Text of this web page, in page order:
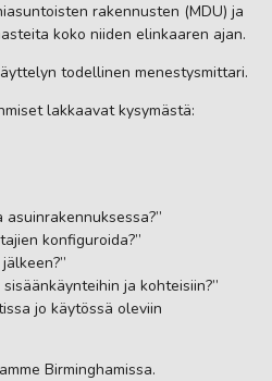
rakennusten (MDU) ja
koko niiden elinkaaren ajan.
todellinen menestysmittari.
lakkaavat kysymästä:
konfiguroida?”
ja kohteisiin?”
jo käytössä oleviin
Birminghamissa.